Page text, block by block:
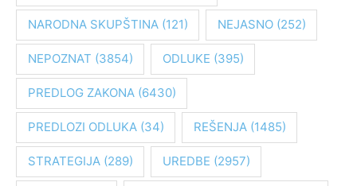
z
NARODNA SKUPŠTINA(121) NEJASNO(252)
NEPOZNAT (3854) ODLUKE (395)
PREDLOG ZAKONA(6430)
PREDLOZI ODLUKA(34) REŠENJA(1485)
STRATEGIJA(289) UREDBE (2957)